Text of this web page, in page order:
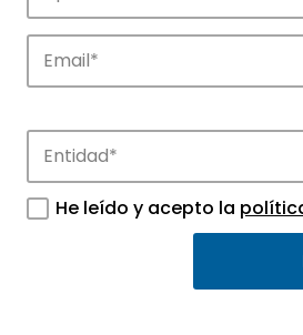
Descubre las empresas
innovación en los parques
IMHOIT SL
ELECTRÓNICA
Parque Tecnológico
He leído y acepto la